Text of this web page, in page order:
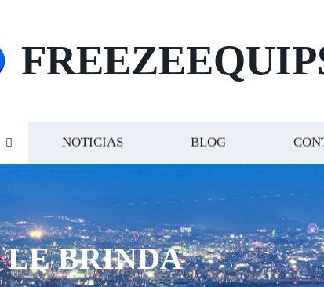
NOTICIAS BLOG
BRINDA